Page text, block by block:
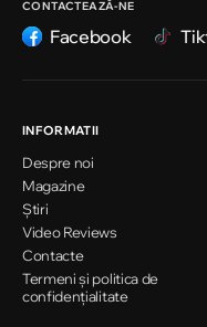
Chișinău
CONTACTEAZĂ-NE
Facebook
INFORMATII
Despre noi
Magazine
Știri
Video Reviews
Contacte
Termeni și politica de
confidențialitate